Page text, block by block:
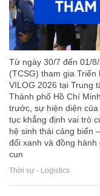
Từ ngày 30/7 đến 01/
(TCSG) tham gia
VILOG 2026 tại Trung
Thành phố Hồ Chí
trước, sự hiện diện
tục khẳng định vai trò
hệ sinh thái cảng biển
đổi xanh và đồng
cun
Thời sự - Logistics